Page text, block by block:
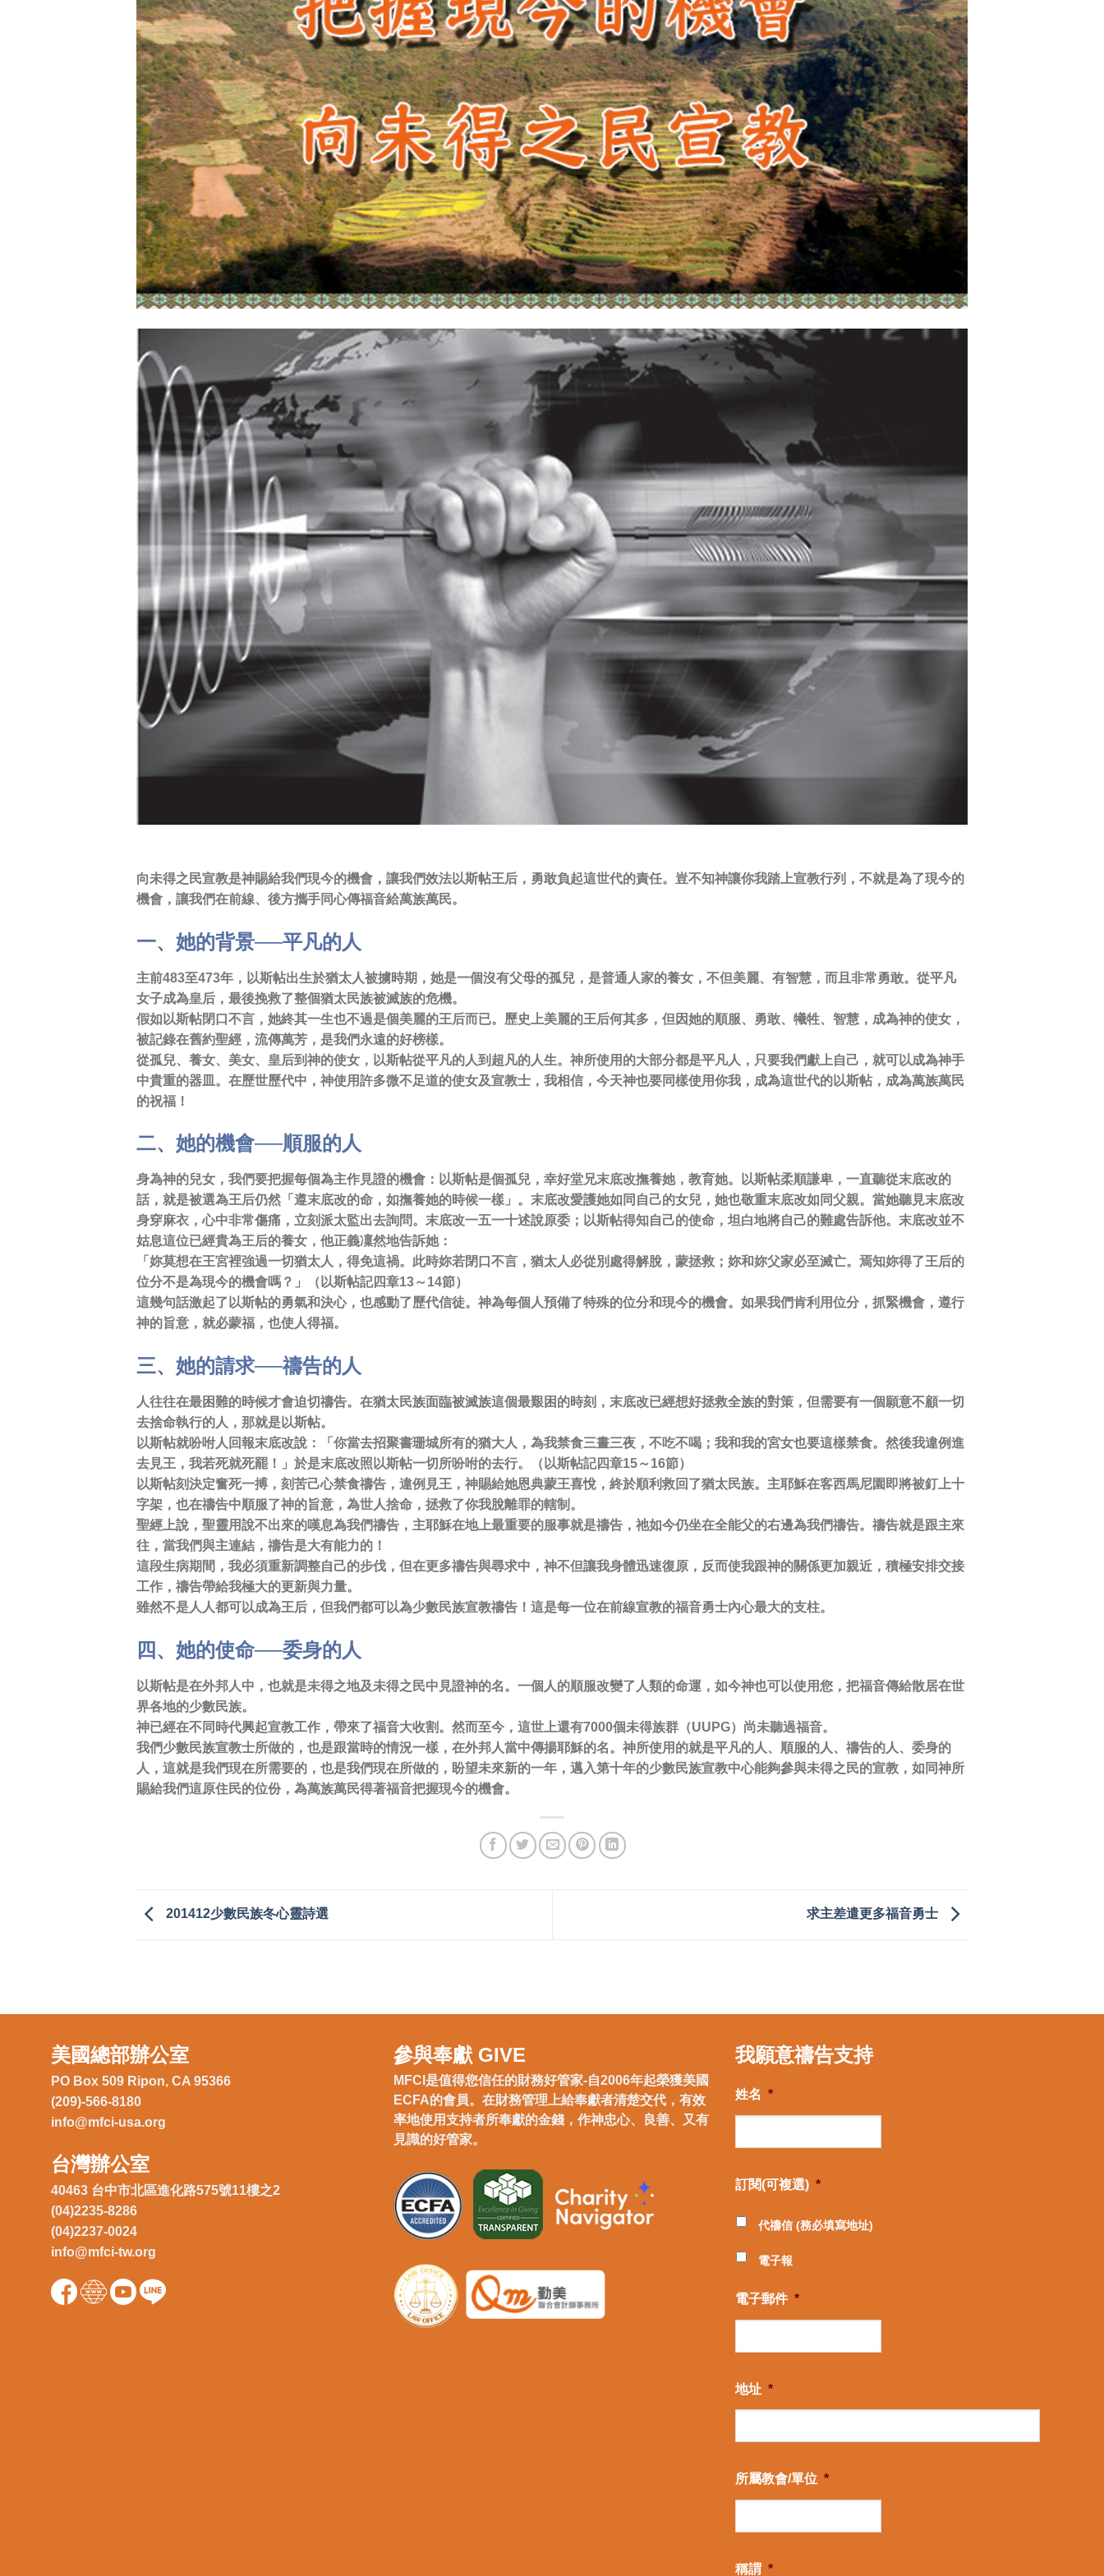
向未得之民宣教是神賜給我們現今的機會，讓我們效法以斯帖王后，勇敢負起這世代的責任。豈不知神讓你我踏上宣教行列，不就是為了現今的
機會，讓我們在前線、後方攜手同心傳福音給萬族萬民。
一、她的背景──平凡的人
主前483至473年，以斯帖出生於猶太人被擄時期，她是一個沒有父母的孤兒，是普通人家的養女，不但美麗、有智慧，而且非常勇敢。從平凡
女子成為皇后，最後挽救了整個猶太民族被滅族的危機。
假如以斯帖閉口不言，她終其一生也不過是個美麗的王后而已。歷史上美麗的王后何其多，但因她的順服、勇敢、犧牲、智慧，成為神的使女，
被記錄在舊約聖經，流傳萬芳，是我們永遠的好榜樣。
從孤兒、養女、美女、皇后到神的使女，以斯帖從平凡的人到超凡的人生。神所使用的大部分都是平凡人，只要我們獻上自己，就可以成為神手
中貴重的器皿。在歷世歷代中，神使用許多微不足道的使女及宣教士，我相信，今天神也要同樣使用你我，成為這世代的以斯帖，成為萬族萬民
的祝福！
二、她的機會──順服的人
身為神的兒女，我們要把握每個為主作見證的機會：以斯帖是個孤兒，幸好堂兄末底改撫養她，教育她。以斯帖柔順謙卑，一直聽從末底改的
話，就是被選為王后仍然「遵末底改的命，如撫養她的時候一樣」。末底改愛護她如同自己的女兒，她也敬重末底改如同父親。當她聽見末底改
身穿麻衣，心中非常傷痛，立刻派太監出去詢問。末底改一五一十述說原委；以斯帖得知自己的使命，坦白地將自己的難處告訴他。末底改並不
姑息這位已經貴為王后的養女，他正義凜然地告訴她：
「妳莫想在王宮裡強過一切猶太人，得免這禍。此時妳若閉口不言，猶太人必從別處得解脫，蒙拯救；妳和妳父家必至滅亡。焉知妳得了王后的
位分不是為現今的機會嗎？」（以斯帖記四章13～14節）
這幾句話激起了以斯帖的勇氣和決心，也感動了歷代信徒。神為每個人預備了特殊的位分和現今的機會。如果我們肯利用位分，抓緊機會，遵行
神的旨意，就必蒙福，也使人得福。
三、她的請求──禱告的人
人往往在最困難的時候才會迫切禱告。在猶太民族面臨被滅族這個最艱困的時刻，末底改已經想好拯救全族的對策，但需要有一個願意不顧一切
去捨命執行的人，那就是以斯帖。
以斯帖就吩咐人回報末底改說：「你當去招聚書珊城所有的猶大人，為我禁食三晝三夜，不吃不喝；我和我的宮女也要這樣禁食。然後我違例進
去見王，我若死就死罷！」於是末底改照以斯帖一切所吩咐的去行。（以斯帖記四章15～16節）
以斯帖刻決定奮死一搏，刻苦己心禁食禱告，違例見王，神賜給她恩典蒙王喜悅，終於順利救回了猶太民族。主耶穌在客西馬尼園即將被釘上十
字架，也在禱告中順服了神的旨意，為世人捨命，拯救了你我脫離罪的轄制。
聖經上說，聖靈用說不出來的嘆息為我們禱告，主耶穌在地上最重要的服事就是禱告，祂如今仍坐在全能父的右邊為我們禱告。禱告就是跟主來
往，當我們與主連結，禱告是大有能力的！
這段生病期間，我必須重新調整自己的步伐，但在更多禱告與尋求中，神不但讓我身體迅速復原，反而使我跟神的關係更加親近，積極安排交接
工作，禱告帶給我極大的更新與力量。
雖然不是人人都可以成為王后，但我們都可以為少數民族宣教禱告！這是每一位在前線宣教的福音勇士內心最大的支柱。
四、她的使命──委身的人
以斯帖是在外邦人中，也就是未得之地及未得之民中見證神的名。一個人的順服改變了人類的命運，如今神也可以使用您，把福音傳給散居在世
界各地的少數民族。
神已經在不同時代興起宣教工作，帶來了福音大收割。然而至今，這世上還有7000個未得族群（UUPG）尚未聽過福音。
我們少數民族宣教士所做的，也是跟當時的情況一樣，在外邦人當中傳揚耶穌的名。神所使用的就是平凡的人、順服的人、禱告的人、委身的
人，這就是我們現在所需要的，也是我們現在所做的，盼望未來新的一年，邁入第十年的少數民族宣教中心能夠參與未得之民的宣教，如同神所
賜給我們這原住民的位份，為萬族萬民得著福音把握現今的機會。
201412少數民族冬心靈詩選 求主差遣更多福音勇士
美國總部辦公室
PO Box 509 Ripon, CA 95366
(209)-566-8180
info@mfci-usa.org
台灣辦公室
40463 台中市北區進化路575號11樓之2
(04)2235-8286
(04)2237-0024
info@mfci-tw.org
參與奉獻 GIVE
MFCI是值得您信任的財務好管家-自2006年起榮獲美國
ECFA的會員。在財務管理上給奉獻者清楚交代，有效
率地使用支持者所奉獻的金錢，作神忠心、良善、又有
見識的好管家。
我願意禱告支持
姓名 *
訂閱(可複選) *
代禱信 (務必填寫地址)
電子報
電子郵件 *
地址 *
所屬教會/單位 *
稱謂 *